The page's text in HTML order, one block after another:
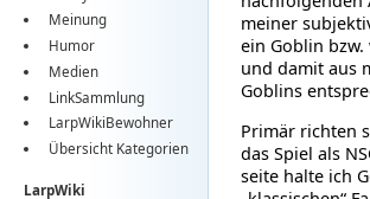
Meinung
Humor
Medien
LinkSammlung
LarpWikiBewohner
Übersicht Kategorien
LarpWiki
meiner
ein Goblin bzw.
und damit aus
Goblins
Primär richten
das Spiel als
seite halte ich